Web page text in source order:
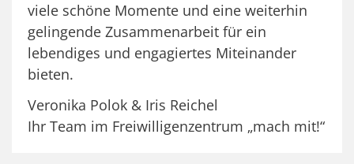
viele schöne Momente und eine weiterhin
gelingende Zusammenarbeit für ein
lebendiges und engagiertes Miteinander
bieten.
Veronika Polok & Iris Reichel
Ihr Team im Freiwilligenzentrum „mach mit!“